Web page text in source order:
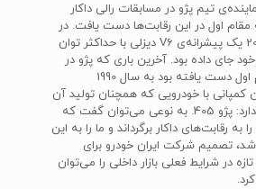
نماینده‌ی تیم پژو در مسابقات رالی داکار
به مقام اول در این رقابت‌ها دست یافت. در
این رقابت‌ها، پژو 2008 یک پیشرانه‌ی V6 دیزلی با حداکثر توان
خود جای داده بود. آخرین باری که پژو در
این رقابت‌ها به مقام اول دست یافته بود به سال 1990
کمپانی با خودرویی که همچنان تولید آن
در داخل کشور ادامه دارد: پژو 405. به نوعی می‌توان گفت که
پژو را به رقابت‌های داکار برگرداند و ما را به این
تصمیم شرکت ایران خودرو برای
در شرایط فعلی بازار داخلی را می‌توان